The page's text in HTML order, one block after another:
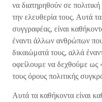
να διατηρηθούν σε
την ελευθερία τους. Αυτά
συγγραφέας, είναι
έναντι άλλων ανθρώπων
δικαιώματά τους, αλλά
οφείλουμε να δεχθούμε ως
τους όρους πολιτικής
Αυτά τα καθήκοντα είναι